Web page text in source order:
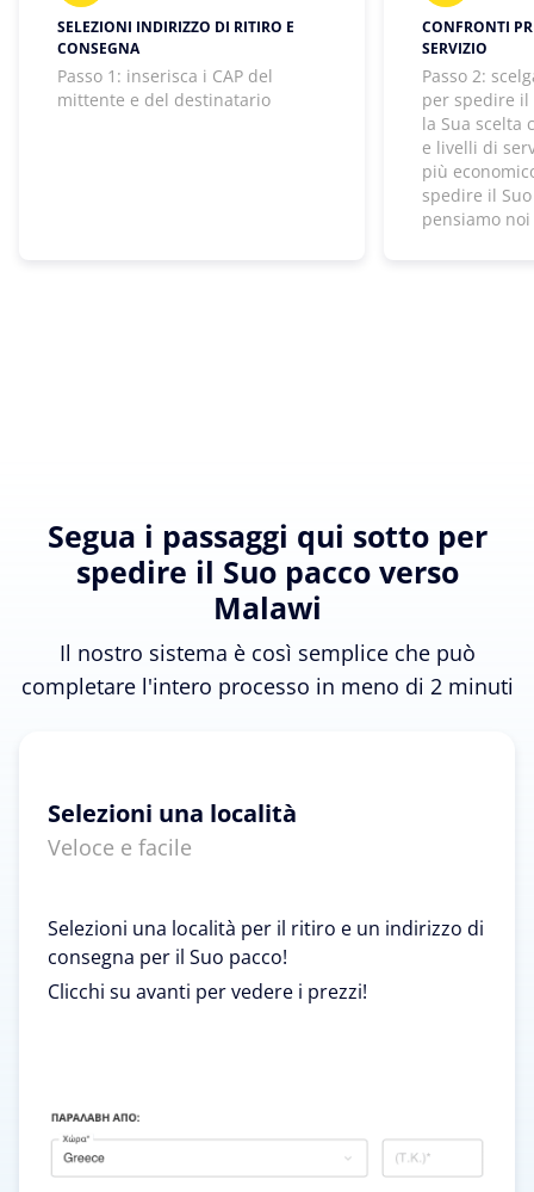
SELEZIONI INDIRIZZO DI RITIRO E
CONSEGNA
Passo 1: inserisca i CAP del
mittente e del destinatario
CONFRONTI
SERVIZIO
Passo 2:
per spedire il
la Sua scelta
e livelli di
più
spedire il Suo
pensiamo noi
Segua i passaggi qui sotto per
spedire il Suo pacco verso
Malawi
Il nostro sistema è così semplice che può
completare l'intero processo in meno di 2 minuti
Selezioni una località
Veloce e facile
Selezioni una località per il ritiro e un indirizzo di
consegna per il Suo pacco!
Clicchi su avanti per vedere i prezzi!